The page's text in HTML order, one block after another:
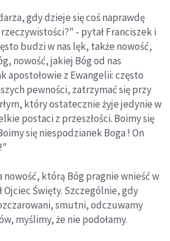
gdy dzieje się coś naprawdę
- pytał Franciszek i
budzi w nas lęk, także nowość,
nowość, jakiej Bóg od nas
apostołowie z Ewangelii: często
pewności, zatrzymać się przy
który ostatecznie żyje jedynie w
postaci z przeszłości. Boimy się
się niespodzianek Boga ! On
nowość, którą Bóg pragnie wnieść w
Ojciec Święty. Szczególnie, gdy
smutni, odczuwamy
myślimy, że nie podołamy.